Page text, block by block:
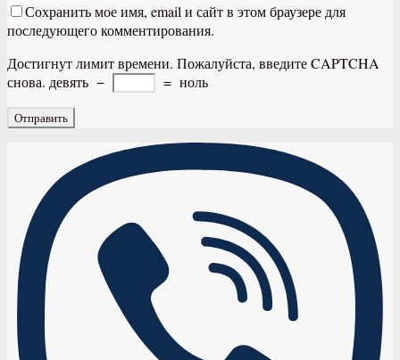
Сохранить мое имя, email и сайт в этом браузере для
последующего комментирования.
Достигнут лимит времени. Пожалуйста, введите CAPTCHA
снова. девять − = ноль